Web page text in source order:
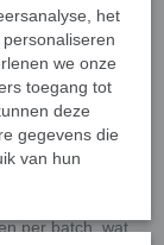
uit
worden
op een
geleid. In de
Door het unieke
de glasparels
bolle
een
per batch, wat
het
we onze
toegang tot
deze
gegevens die
van hun